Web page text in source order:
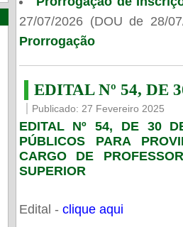
27/07/2026 (DOU de 28/
Prorrogação
EDITAL Nº 54, DE
Publicado: 27 Fevereiro 2025
EDITAL Nº 54, DE 30
PÚBLICOS PARA
CARGO DE
SUPERIOR
Edital - clique aqui